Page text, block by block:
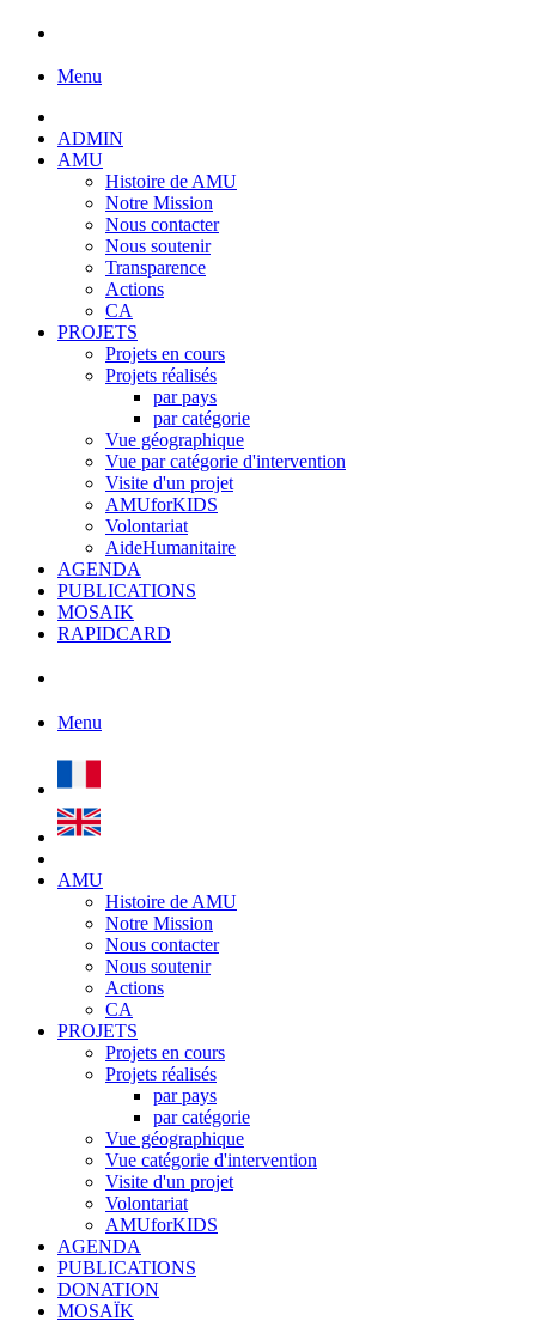
Menu
ADMIN
AMU
Histoire de AMU
Notre Mission
Nous contacter
Nous soutenir
Transparence
Actions
CA
PROJETS
Projets en cours
Projets réalisés
par pays
par catégorie
Vue géographique
Vue par catégorie d'intervention
Visite d'un projet
AMUforKIDS
Volontariat
AideHumanitaire
AGENDA
PUBLICATIONS
MOSAIK
RAPIDCARD
Menu
AMU
Histoire de AMU
Notre Mission
Nous contacter
Nous soutenir
Actions
CA
PROJETS
Projets en cours
Projets réalisés
par pays
par catégorie
Vue géographique
Vue catégorie d'intervention
Visite d'un projet
Volontariat
AMUforKIDS
AGENDA
PUBLICATIONS
DONATION
MOSAÏK